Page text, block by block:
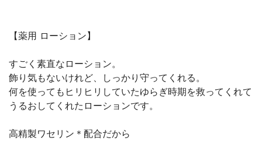
【薬用 ローション】
すごく素直なローション。
飾り気もないけれど、しっかり守ってくれる。
何を使ってもヒリヒリしていたゆらぎ時期を救ってくれて
うるおしてくれたローションです。
高精製ワセリン＊配合だから